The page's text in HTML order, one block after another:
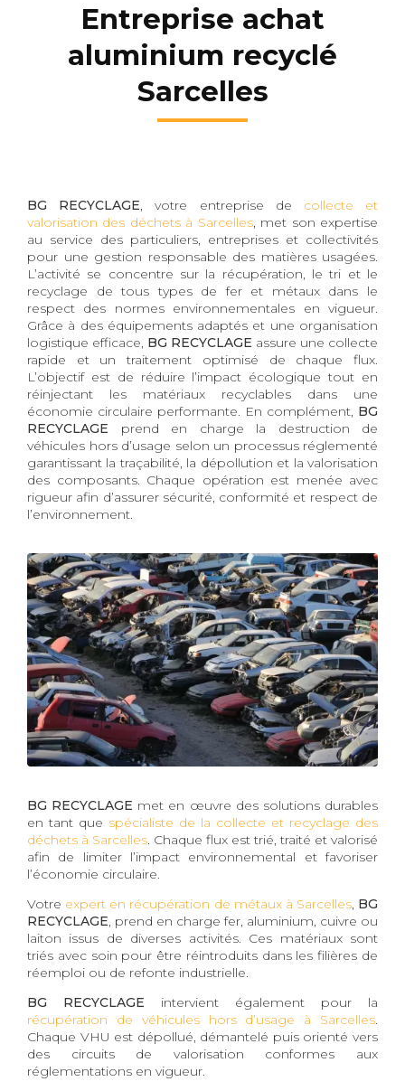
Entreprise achat
aluminium recyclé
Sarcelles
BG RECYCLAGE, votre entreprise de collecte et
valorisation des déchets à Sarcelles, met son expertise
au service des particuliers, entreprises et collectivités
pour une gestion responsable des matières usagées.
L’activité se concentre sur la récupération, le tri et le
recyclage de tous types de fer et métaux dans le
respect des normes environnementales en vigueur.
Grâce à des équipements adaptés et une organisation
logistique efficace, BG RECYCLAGE assure une collecte
rapide et un traitement optimisé de chaque flux.
L’objectif est de réduire l’impact écologique tout en
réinjectant les matériaux recyclables dans une
économie circulaire performante. En complément, BG
RECYCLAGE prend en charge la destruction de
véhicules hors d’usage selon un processus réglementé
garantissant la traçabilité, la dépollution et la valorisation
des composants. Chaque opération est menée avec
rigueur afin d’assurer sécurité, conformité et respect de
l’environnement.
BG RECYCLAGE met en œuvre des solutions durables
en tant que spécialiste de la collecte et recyclage des
déchets à Sarcelles. Chaque flux est trié, traité et valorisé
afin de limiter l’impact environnemental et favoriser
l’économie circulaire.
Votre expert en récupération de métaux à Sarcelles, BG
RECYCLAGE, prend en charge fer, aluminium, cuivre ou
laiton issus de diverses activités. Ces matériaux sont
triés avec soin pour être réintroduits dans les filières de
réemploi ou de refonte industrielle.
BG RECYCLAGE intervient également pour la
récupération de véhicules hors d’usage à Sarcelles.
Chaque VHU est dépollué, démantelé puis orienté vers
des circuits de valorisation conformes aux
réglementations en vigueur.